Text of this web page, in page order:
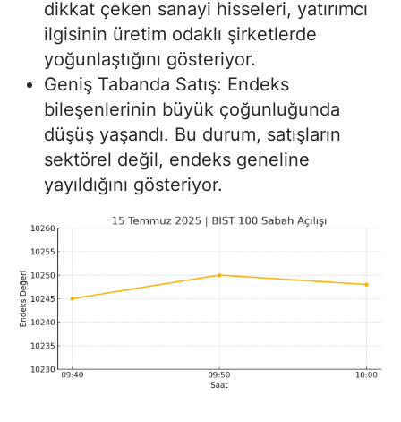
dikkat çeken sanayi hisseleri, yatırımcı
ilgisinin üretim odaklı şirketlerde
yoğunlaştığını gösteriyor.
Geniş Tabanda Satış: Endeks
bileşenlerinin büyük çoğunluğunda
düşüş yaşandı. Bu durum, satışların
sektörel değil, endeks geneline
yayıldığını gösteriyor.